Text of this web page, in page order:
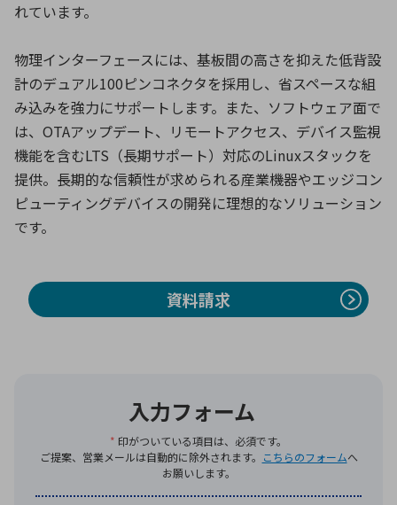
れています。
物理インターフェースには、基板間の高さを抑えた低背設
計のデュアル100ピンコネクタを採用し、省スペースな組
み込みを強力にサポートします。また、ソフトウェア面で
は、OTAアップデート、リモートアクセス、デバイス監視
機能を含むLTS（長期サポート）対応のLinuxスタックを
提供。長期的な信頼性が求められる産業機器やエッジコン
ピューティングデバイスの開発に理想的なソリューション
です。
資料請求